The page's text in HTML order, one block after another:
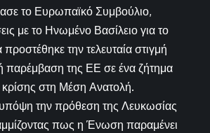
το Ευρωπαϊκό Συμβούλιο,
με το Ηνωμένο Βασίλειο για το
την τελευταία στιγμή
παρέμβαση της ΕΕ σε ένα ζήτημα
κρίσης στη Μέση Ανατολή.
την πρόθεση της Λευκωσίας
πως η Ένωση παραμένει